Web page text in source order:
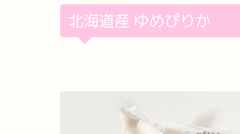
北海道産 ゆめぴりか